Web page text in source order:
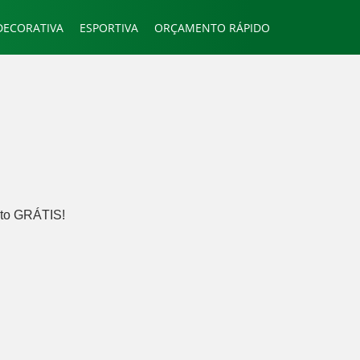
ESPORTIVA ORÇAMENTO RÁPIDO
GRÁTIS!